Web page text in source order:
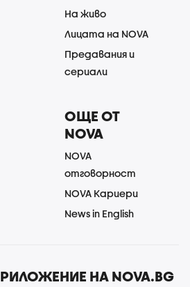
На живо
Лицата на NOVA
Предавания и
сериали
ОЩЕ ОТ
NOVA
NOVA
отговорност
NOVA Кариери
News in English
НА NOVA.BG